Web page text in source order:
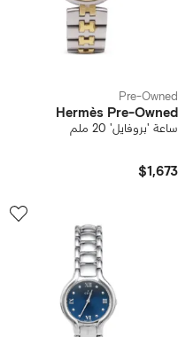
Pre-Owned
Hermès Pre-Owned
ساعة 'بروفايل' 20 ملم
$1,673